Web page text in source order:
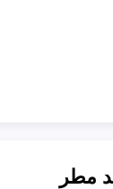
مطر